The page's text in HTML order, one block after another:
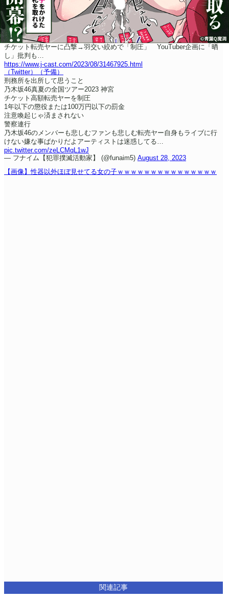
チケット転売ヤーに凸撃→羽交い絞めで「制圧」 YouTuber企画に「晒
し」批判も…
https://www.j-cast.com/2023/08/31467925.html
（Twitter）
（予備）
刑務所を出所して思うこと
乃木坂46真夏の全国ツアー2023 神宮
チケット高額転売ヤーを制圧
1年以下の懲役 または100万円以下の罰金
注意喚起じゃ済まされない
警察連行
乃木坂46のメンバーも悲しむファンも悲しむ転売ヤー自身もライブに行
けない嫌な事ばかりだよ アーティストは迷惑してる…
pic.twitter.com/zeLCMqL1wJ
— フナイム【犯罪撲滅活動家】 (@funaim5) August 28, 2023
【画像】性器以外ほぼ見せてる女の子ｗｗｗｗｗｗｗｗｗｗｗｗｗｗｗ
関連記事